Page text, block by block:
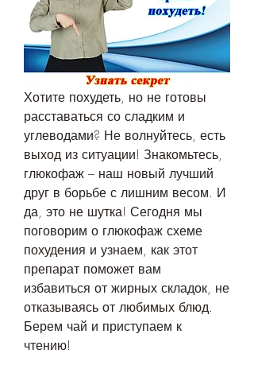
Хотите похудеть, но не готовы
расставаться со сладким и
углеводами? Не волнуйтесь, есть
выход из ситуации! Знакомьтесь,
глюкофаж – наш новый лучший
друг в борьбе с лишним весом. И
да, это не шутка! Сегодня мы
поговорим о глюкофаж схеме
похудения и узнаем, как этот
препарат поможет вам
избавиться от жирных складок, не
отказываясь от любимых блюд.
Берем чай и приступаем к
чтению!